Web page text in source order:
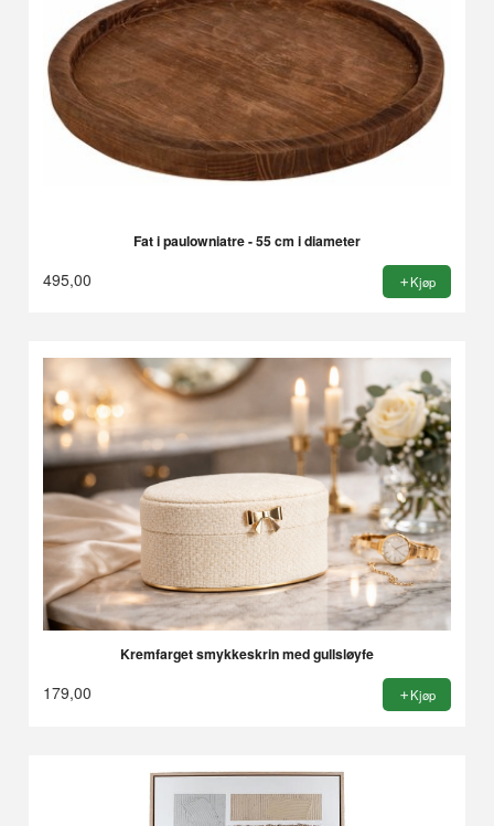
Fat i paulowniatre - 55 cm i diameter
495,00 Kjøp
Kremfarget smykkeskrin med gullsløyfe
179,00 Kjøp